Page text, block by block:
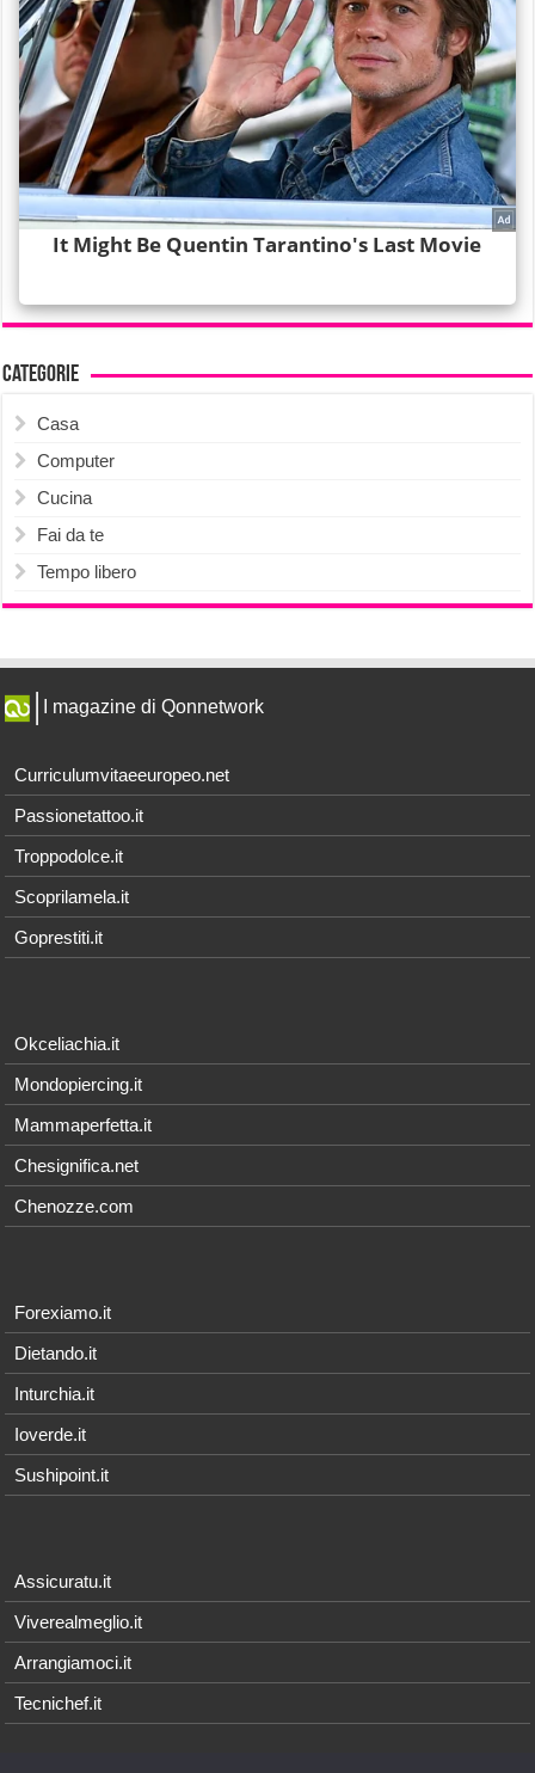
Categorie
Casa
Computer
Cucina
Fai da te
Tempo libero
I magazine di Qonnetwork
Curriculumvitaeeuropeo.net
Passionetattoo.it
Troppodolce.it
Scoprilamela.it
Goprestiti.it
Okceliachia.it
Mondopiercing.it
Mammaperfetta.it
Chesignifica.net
Chenozze.com
Forexiamo.it
Dietando.it
Inturchia.it
Ioverde.it
Sushipoint.it
Assicuratu.it
Viverealmeglio.it
Arrangiamoci.it
Tecnichef.it